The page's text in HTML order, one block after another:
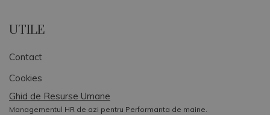
UTILE
Contact
Cookies
Ghid de Resurse Umane
Managementul HR de azi pentru Performanta de maine.